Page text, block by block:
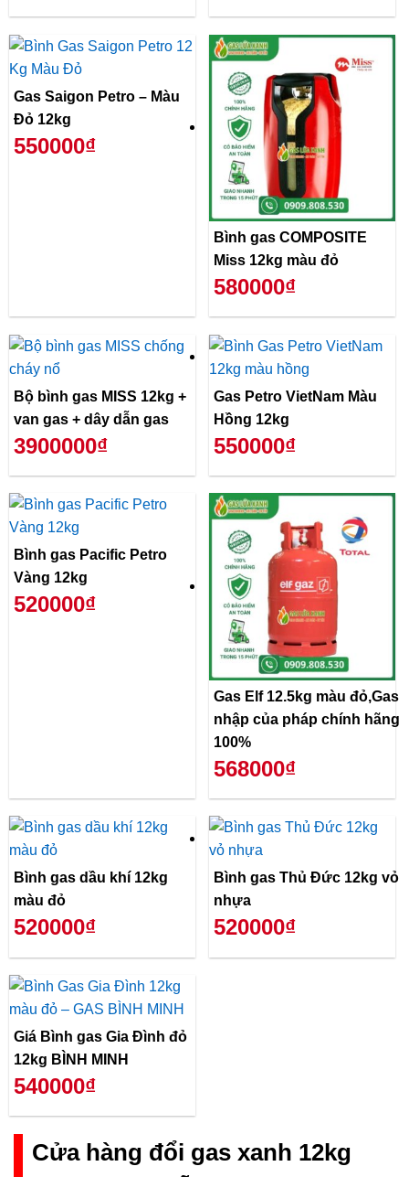
Gas Saigon Petro – Màu
Đỏ 12kg
550000₫
Bình gas COMPOSITE
Miss 12kg màu đỏ
580000₫
Bộ bình gas MISS 12kg +
van gas + dây dẫn gas
3900000₫
Gas Petro VietNam Màu
Hồng 12kg
550000₫
Bình gas Pacific Petro
Vàng 12kg
520000₫
Gas Elf 12.5kg màu đỏ,Gas
nhập của pháp chính hãng
100%
568000₫
Bình gas dầu khí 12kg
màu đỏ
520000₫
Bình gas Thủ Đức 12kg vỏ
nhựa
520000₫
Giá Bình gas Gia Đình đỏ
12kg BÌNH MINH
540000₫
Cửa hàng đổi gas xanh 12kg